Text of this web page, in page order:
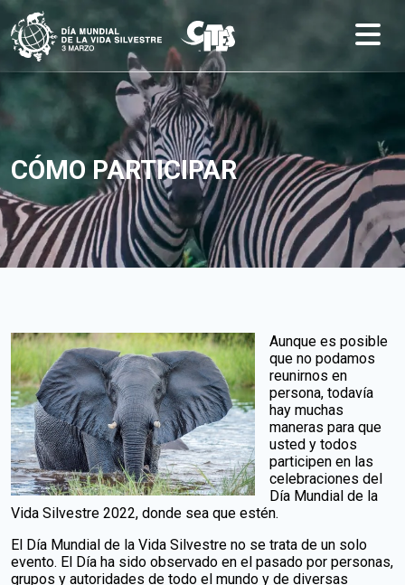
Skip to main content
CÓMO PARTICIPAR
Aunque es posible
que no podamos
reunirnos en
persona, todavía
hay muchas
maneras para que
usted y todos
participen en las
celebraciones del
Día Mundial de la
Vida Silvestre 2022, donde sea que estén.
El Día Mundial de la Vida Silvestre no se trata de un solo
evento. El Día ha sido observado en el pasado por personas,
grupos y autoridades de todo el mundo y de diversas